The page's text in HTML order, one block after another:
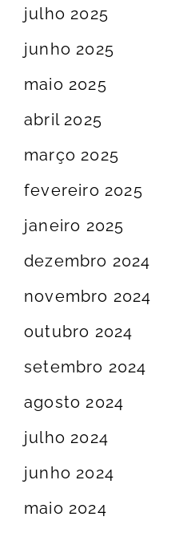
julho 2025
junho 2025
maio 2025
abril 2025
março 2025
fevereiro 2025
janeiro 2025
dezembro 2024
novembro 2024
outubro 2024
setembro 2024
agosto 2024
julho 2024
junho 2024
maio 2024